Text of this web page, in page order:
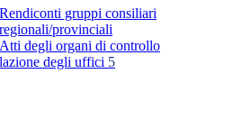
Rendiconti gruppi consiliari
regionali/provinciali
Atti degli organi di controllo
degli uffici 5